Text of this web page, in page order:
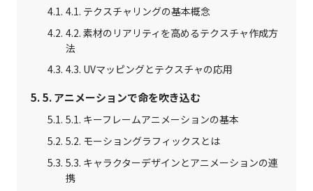
4.1. テクスチャリングの基本概念
4.2. 素材のリアリティを高めるテクスチャ作成方
法
4.3. UVマッピングとテクスチャの応用
5. アニメーションで命を吹き込む
5.1. キーフレームアニメーションの基本
5.2. モーショングラフィックスとは
5.3. キャラクターデザインとアニメーションの連
携